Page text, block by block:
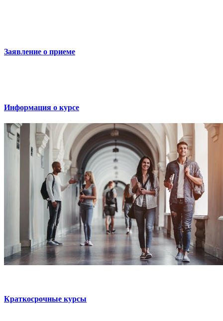
Заявление о приеме
Информация о курсе
Краткосрочные курсы